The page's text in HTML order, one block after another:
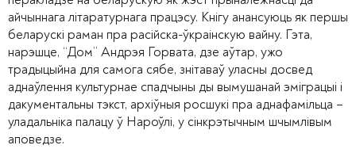
айчыннага літаратурнага працэсу. Кнігу анансуюць як першы
беларускі раман пра расійска-ўкраінскую вайну. Гэта,
нарэшце, “Дом” Андрэя Горвата, дзе аўтар, ужо
традыцыйна для самога сябе, знітаваў уласны досвед
аднаўлення культурнае спадчыны ды вымушанай эміграцыі і
дакументальны тэкст, архіўныя росшукі пра аднафамільца –
уладальніка палацу ў Нароўлі, у сінкрэтычным шчымлівым
аповедзе.